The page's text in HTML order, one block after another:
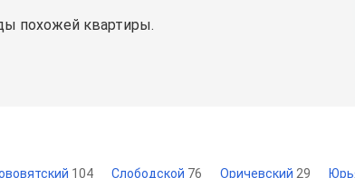
похожей квартиры.
104 Слободской 76 Оричевский 29